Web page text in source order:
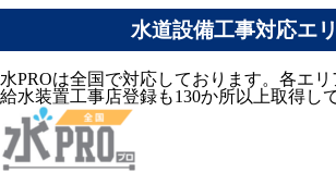
水道設備工事対応エ
水PROは全国で対応しております。各エ
給水装置工事店登録も130か所以上取得し